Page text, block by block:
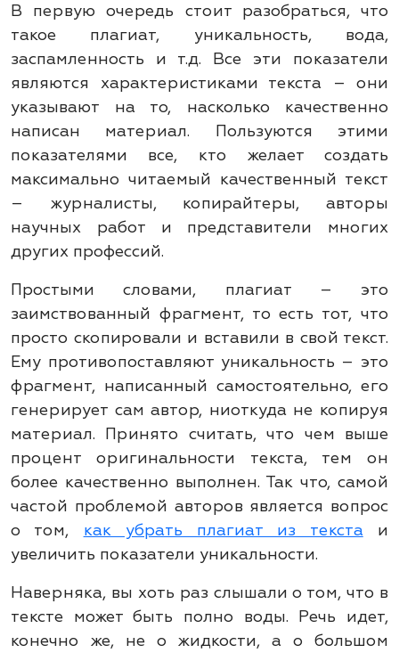
В первую очередь стоит разобраться, что
такое плагиат, уникальность, вода,
заспамленность и т.д. Все эти показатели
являются характеристиками текста – они
указывают на то, насколько качественно
написан материал. Пользуются этими
показателями все, кто желает создать
максимально читаемый качественный текст
– журналисты, копирайтеры, авторы
научных работ и представители многих
других профессий.
Простыми словами, плагиат – это
заимствованный фрагмент, то есть тот, что
просто скопировали и вставили в свой текст.
Ему противопоставляют уникальность – это
фрагмент, написанный самостоятельно, его
генерирует сам автор, ниоткуда не копируя
материал. Принято считать, что чем выше
процент оригинальности текста, тем он
более качественно выполнен. Так что, самой
частой проблемой авторов является вопрос
о том, как убрать плагиат из текстаи
увеличить показатели уникальности.
Наверняка, вы хоть раз слышали о том, что в
тексте может быть полно воды. Речь идет,
конечно же, не о жидкости, а о большом